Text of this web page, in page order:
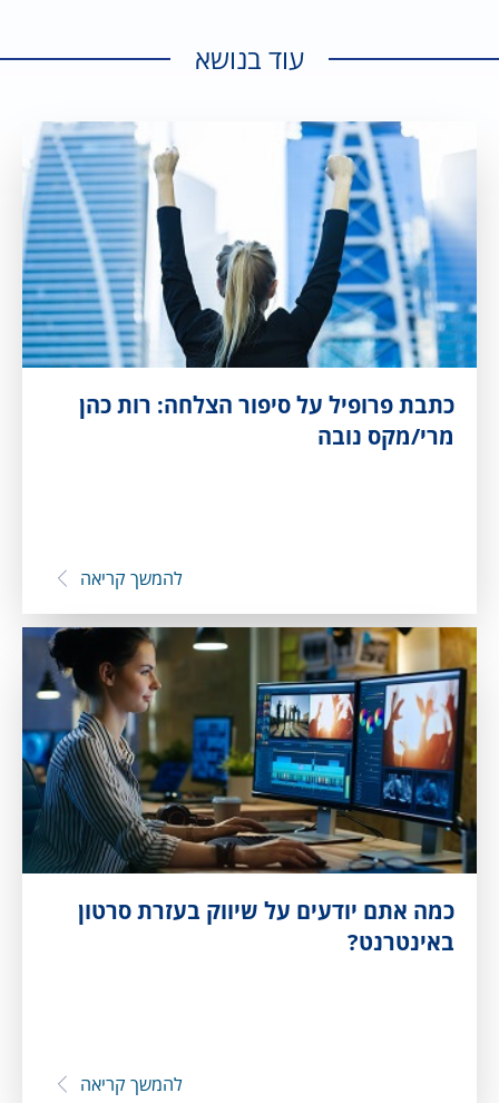
עוד בנושא
כתבת פרופיל על סיפור הצלחה: רות כהן
מרי/מקס נובה
להמשך קריאה
כמה אתם יודעים על שיווק בעזרת סרטון
באינטרנט?
להמשך קריאה